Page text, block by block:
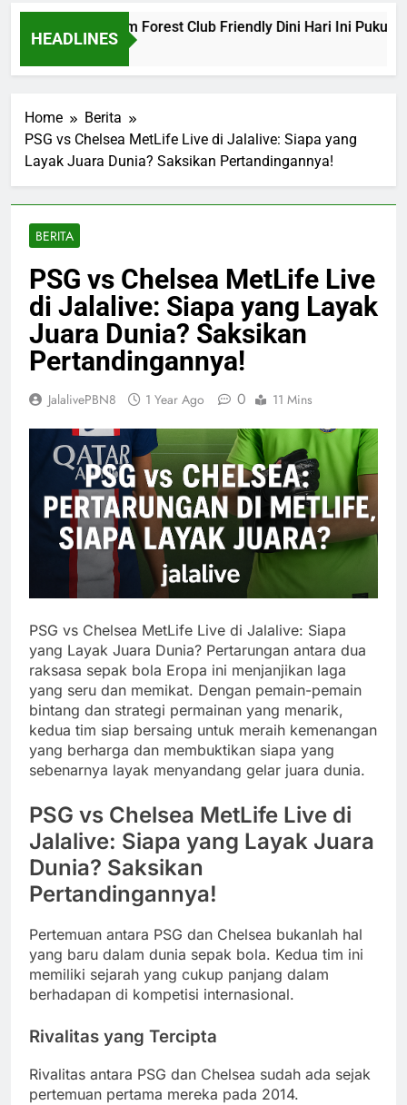
HEADLINES
vs Nottingham Forest Club Friendly Dini Hari Ini Pukul
Home
Berita
PSG vs Chelsea MetLife Live di Jalalive: Siapa yang
Layak Juara Dunia? Saksikan Pertandingannya!
BERITA
PSG vs Chelsea MetLife Live
di Jalalive: Siapa yang Layak
Juara Dunia? Saksikan
Pertandingannya!
JalalivePBN8 1 Year Ago 0 11 Mins
PSG vs Chelsea MetLife Live di Jalalive: Siapa
yang Layak Juara Dunia? Pertarungan antara dua
raksasa sepak bola Eropa ini menjanjikan laga
yang seru dan memikat. Dengan pemain-pemain
bintang dan strategi permainan yang menarik,
kedua tim siap bersaing untuk meraih kemenangan
yang berharga dan membuktikan siapa yang
sebenarnya layak menyandang gelar juara dunia.
PSG vs Chelsea MetLife Live di
Jalalive: Siapa yang Layak Juara
Dunia? Saksikan
Pertandingannya!
Pertemuan antara PSG dan Chelsea bukanlah hal
yang baru dalam dunia sepak bola. Kedua tim ini
memiliki sejarah yang cukup panjang dalam
berhadapan di kompetisi internasional.
Rivalitas yang Tercipta
Rivalitas antara PSG dan Chelsea sudah ada sejak
pertemuan pertama mereka pada 2014.